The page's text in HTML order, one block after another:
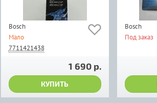
Bosch
Мало
7711421438
1 690 р.
КУПИТЬ
Bosch
Под заказ